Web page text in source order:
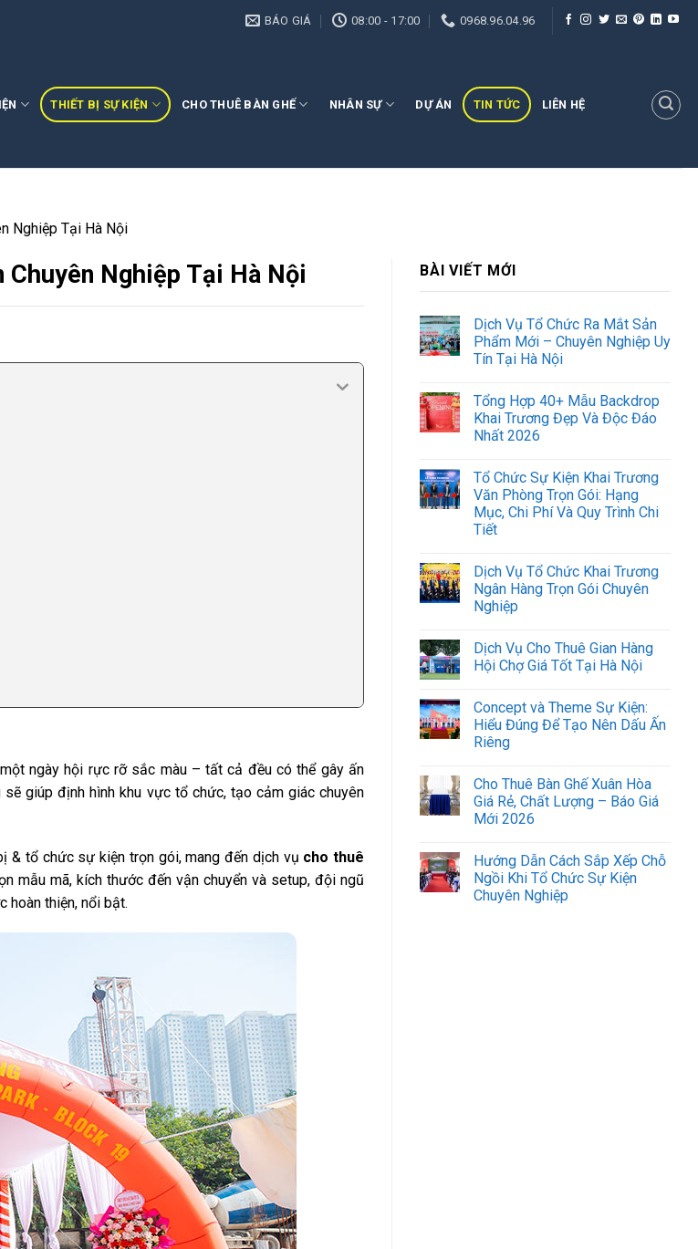
BÁO GIÁ 08:00 - 17:00 0968.96.04.96
THIẾT BỊ SỰ KIỆN CHO THUÊ BÀN GHẾ NHÂN SỰ DỰ ÁN TIN TỨC LIÊN HỆ
Nghiệp Tại Hà Nội
Chuyên Nghiệp Tại Hà Nội
ngày hội rực rỡ sắc màu – tất cả đều có thể gây ấn
giúp định hình khu vực tổ chức, tạo cảm giác chuyên
& tổ chức sự kiện trọn gói, mang đến dịch vụ cho thuê
mẫu mã, kích thước đến vận chuyển và setup, đội ngũ
hoàn thiện, nổi bật.
BÀI VIẾT MỚI
Dịch Vụ Tổ Chức Ra Mắt Sản
Phẩm Mới – Chuyên Nghiệp Uy
Tín Tại Hà Nội
Tổng Hợp 40+ Mẫu Backdrop
Khai Trương Đẹp Và Độc Đáo
Nhất 2026
Tổ Chức Sự Kiện Khai Trương
Văn Phòng Trọn Gói: Hạng
Mục, Chi Phí Và Quy Trình Chi
Tiết
Dịch Vụ Tổ Chức Khai Trương
Ngân Hàng Trọn Gói Chuyên
Nghiệp
Dịch Vụ Cho Thuê Gian Hàng
Hội Chợ Giá Tốt Tại Hà Nội
Concept và Theme Sự Kiện:
Hiểu Đúng Để Tạo Nên Dấu Ấn
Riêng
Cho Thuê Bàn Ghế Xuân Hòa
Giá Rẻ, Chất Lượng – Báo Giá
Mới 2026
Hướng Dẫn Cách Sắp Xếp Chỗ
Ngồi Khi Tổ Chức Sự Kiện
Chuyên Nghiệp